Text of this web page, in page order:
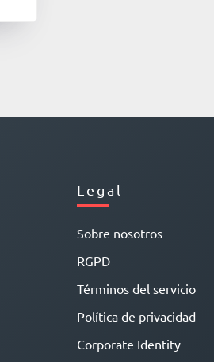
Legal
Sobre nosotros
RGPD
Términos del servicio
Política de privacidad
Corporate Identity